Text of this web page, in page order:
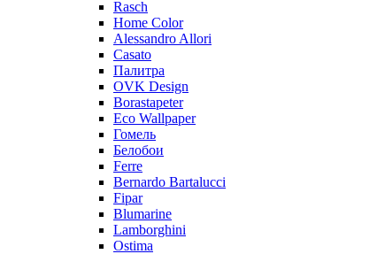
Rasch
Home Color
Alessandro Allori
Casato
Палитра
OVK Design
Borastapeter
Eco Wallpaper
Гомель
Белобои
Ferre
Bernardo Bartalucci
Fipar
Blumarine
Lamborghini
Ostima